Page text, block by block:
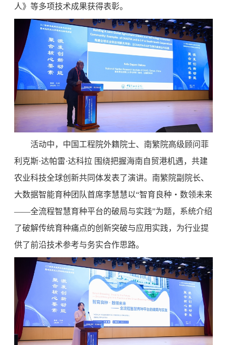
人》等多项技术成果获得表彰。
活动中，中国工程院外籍院士、南繁院高级顾问菲
利克斯·达帕雷·达科拉 围绕把握海南自贸港机遇，共建
农业科技全球创新共同体发表了演讲。南繁院副院长、
大数据智能育种团队首席李慧慧以“智育良种・数领未来
——全流程智慧育种平台的破局与实践”为题，系统介绍
了破解传统育种痛点的创新突破与应用实践，为行业提
供了前沿技术参考与务实合作思路。